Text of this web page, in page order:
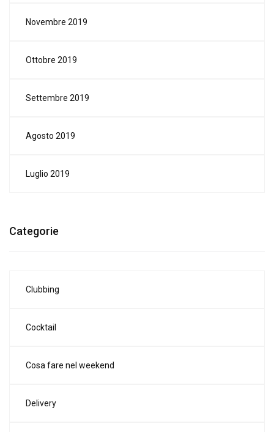
Novembre 2019
Ottobre 2019
Settembre 2019
Agosto 2019
Luglio 2019
Categorie
Clubbing
Cocktail
Cosa fare nel weekend
Delivery